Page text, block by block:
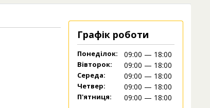
Графік роботи
Понеділок: 09:00 — 18:00
Вівторок: 09:00 — 18:00
Середа: 09:00 — 18:00
Четвер: 09:00 — 18:00
П'ятниця: 09:00 — 18:00